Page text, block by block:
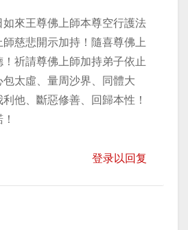
來王尊佛上師本尊空行護法
慈悲開示加持！隨喜尊佛上
祈請尊佛上師加持弟子依止
太虛、量周沙界、同體大
他、斷惡修善、回歸本性！
登录以回复